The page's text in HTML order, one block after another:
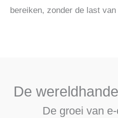
bereiken, zonder de last
De
De groei van